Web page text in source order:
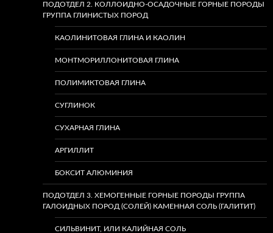
ПОДОТДЕЛ 2. КОЛЛОИДНО-ОСАДОЧНЫЕ ГОРНЫЕ ПОРОДЫ
ГРУППА ГЛИНИСТЫХ ПОРОД
КАОЛИНИТОВАЯ ГЛИНА И КАОЛИН
МОНТМОРИЛЛОНИТОВАЯ ГЛИНА
ПОЛИМИКТОВАЯ ГЛИНА
СУГЛИНОК
СУХАРНАЯ ГЛИНА
АРГИЛЛИТ
БОКСИТ АЛЮМИНИЯ
ПОДОТДЕЛ 3. ХЕМОГЕННЫЕ ГОРНЫЕ ПОРОДЫ ГРУППА
ГАЛОИДНЫХ ПОРОД (СОЛЕЙ) КАМЕННАЯ СОЛЬ (ГАЛИТИТ)
СИЛЬВИНИТ, ИЛИ КАЛИЙНАЯ СОЛЬ